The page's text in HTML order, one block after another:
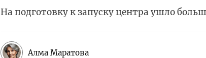
На подготовку к запуску центра ушло
Алма Маратова